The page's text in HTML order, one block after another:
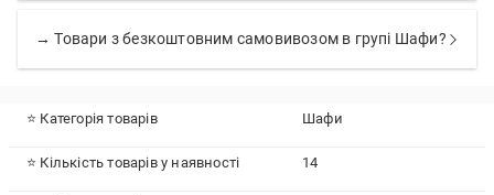
→ Товари з безкоштовним самовивозом в групі Шафи?
⭐ Категорія товарів Шафи
⭐ Кількість товарів у наявності 14